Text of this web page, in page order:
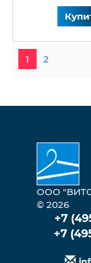
1 2
ООО
© 2026
+7
+7